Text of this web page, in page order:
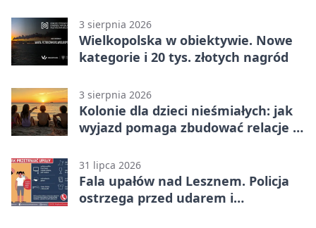
3 sierpnia 2026
Wielkopolska w obiektywie. Nowe
kategorie i 20 tys. złotych nagród
3 sierpnia 2026
Kolonie dla dzieci nieśmiałych: jak
wyjazd pomaga zbudować relacje z
31 lipca 2026
Fala upałów nad Lesznem. Policja
ostrzega przed udarem i